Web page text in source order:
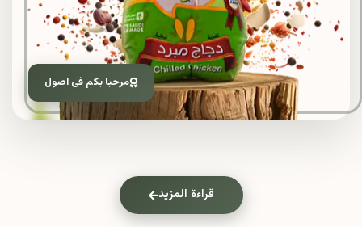
مرحبا بكم فى اصول
قراءة المزيد